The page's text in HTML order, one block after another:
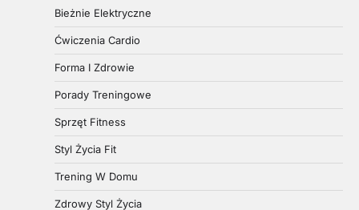
Bieżnie Elektryczne
Ćwiczenia Cardio
Forma I Zdrowie
Porady Treningowe
Sprzęt Fitness
Styl Życia Fit
Trening W Domu
Zdrowy Styl Życia